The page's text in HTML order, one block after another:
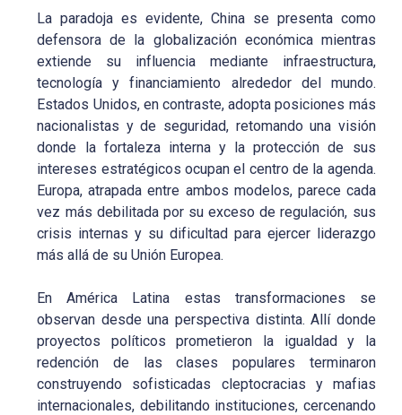
La paradoja es evidente, China se presenta como
defensora de la globalización económica mientras
extiende su influencia mediante infraestructura,
tecnología y financiamiento alrededor del mundo.
Estados Unidos, en contraste, adopta posiciones más
nacionalistas y de seguridad, retomando una visión
donde la fortaleza interna y la protección de sus
intereses estratégicos ocupan el centro de la agenda.
Europa, atrapada entre ambos modelos, parece cada
vez más debilitada por su exceso de regulación, sus
crisis internas y su dificultad para ejercer liderazgo
más allá de su Unión Europea.
En América Latina estas transformaciones se
observan desde una perspectiva distinta. Allí donde
proyectos políticos prometieron la igualdad y la
redención de las clases populares terminaron
construyendo sofisticadas cleptocracias y mafias
internacionales, debilitando instituciones, cercenando